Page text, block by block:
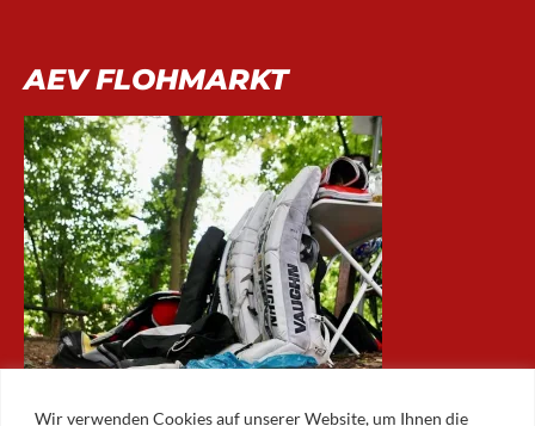
Wir verwenden Cookies auf unserer Website, um Ihnen die
AEV FLOHMARKT